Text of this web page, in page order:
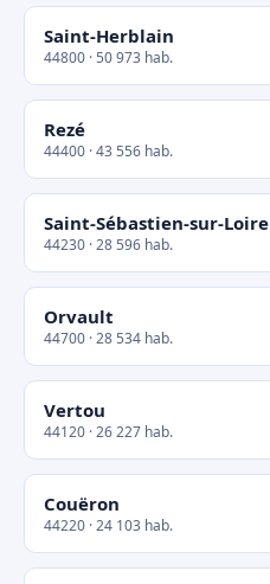
Saint-Herblain
44800 · 50 973 hab.
Rezé
44400 · 43 556 hab.
Saint-Sébastien-sur-Loire
44230 · 28 596 hab.
Orvault
44700 · 28 534 hab.
Vertou
44120 · 26 227 hab.
Couëron
44220 · 24 103 hab.